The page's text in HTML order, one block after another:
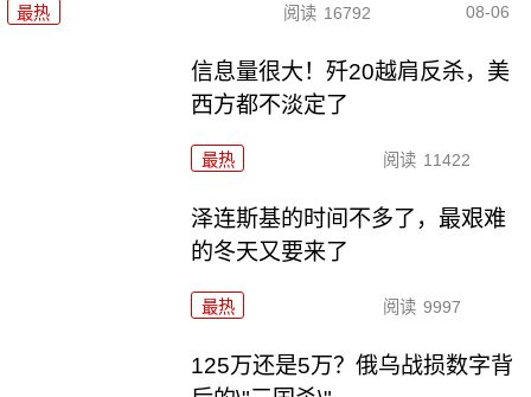
最热 阅读 16792 08-06
信息量很大！歼20越肩反杀，美
西方都不淡定了
最热 阅读 11422
泽连斯基的时间不多了，最艰难
的冬天又要来了
最热 阅读 9997
125万还是5万？俄乌战损数字背